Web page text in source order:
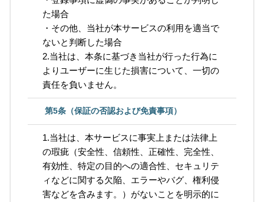
た場合
・その他、当社が本サービスの利用を適当で
ないと判断した場合
2.当社は、本条に基づき当社が行った行為に
よりユーザーに生じた損害について、一切の
責任を負いません。
第5条（保証の否認および免責事項）
1.当社は、本サービスに事実上または法律上
の瑕疵（安全性、信頼性、正確性、完全性、
有効性、特定の目的への適合性、セキュリテ
ィなどに関する欠陥、エラーやバグ、権利侵
害などを含みます。）がないことを明示的に